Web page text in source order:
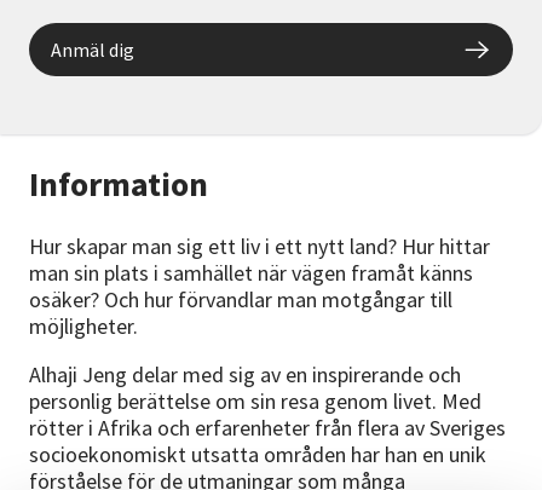
Information
Hur skapar man sig ett liv i ett nytt land? Hur hittar
man sin plats i samhället när vägen framåt känns
osäker? Och hur förvandlar man motgångar till
möjligheter.
Alhaji Jeng delar med sig av en inspirerande och
personlig berättelse om sin resa genom livet. Med
rötter i Afrika och erfarenheter från flera av Sveriges
socioekonomiskt utsatta områden har han en unik
förståelse för de utmaningar som många
Anmäl dig